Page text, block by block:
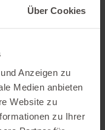
Über Cookies
Anzeigen zu
Medien anbieten
Website zu
zu Ihrer